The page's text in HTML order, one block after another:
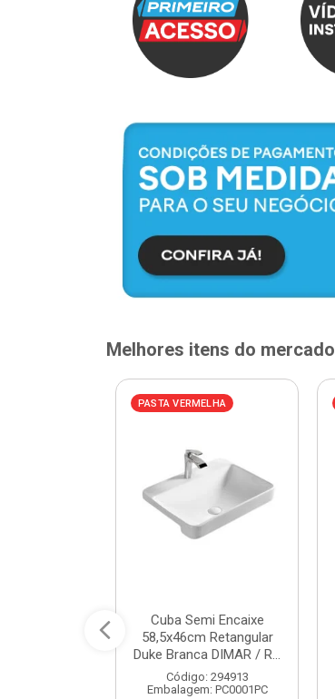
Melhores itens do mercado
PASTA VERMELHA
Cuba Semi Encaixe
58,5x46cm Retangular
Duke Branca DIMAR / R...
Código: 294913
Embalagem: PC0001PC